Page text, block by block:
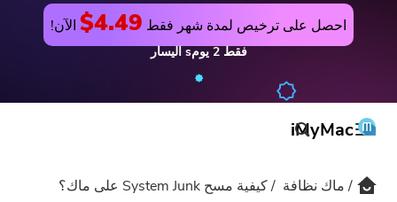
احصل على ترخيص لمدة شهر فقط $4.49 الآن!
فقط2 يومs اليسار
iMyMac
المنتج والحل
ماك نظافة كيفية مسح System Junk على ماك؟